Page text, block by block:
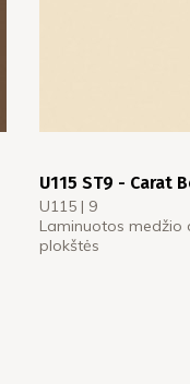
U115 ST9 - Carat
U115 | 9
Laminuotos medžio
plokštės